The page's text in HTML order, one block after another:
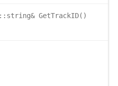
GetTrackID()